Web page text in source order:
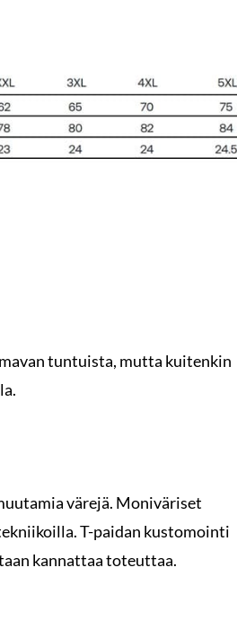
tuntuista, mutta kuitenkin
värejä. Moniväriset
T-paidan kustomointi
kannattaa toteuttaa.